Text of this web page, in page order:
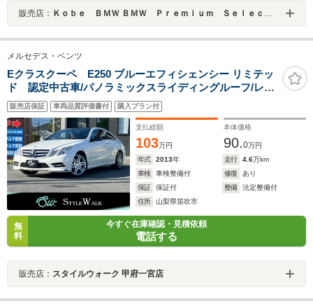
販売店： Ｋｏｂｅ ＢＭＷ ＢＭＷ Ｐｒｅｍｉｕｍ Ｓｅｌｅｃｔｉｏｎ 加古川
メルセデス・ベンツ
Eクラスクーペ E250 ブルーエフィシェンシー リミテッ
ド 認定中古車/パノラミックスライディングルーフ/レザ
ーシート/純正ナビ/ターボ/バックカメラ/Bluetooth/フル
セグTV/メモリーシート/シートヒーター/クルコン/18イン
チAW/HIDヘッドライト/ETC
販売店保証 車両品質評価書付 購入プラン付
支払総額
103万円
本体価格
90.0万円
年式
2013年 走行 4.6万km
車検
車検整備付 修復
あり
保証
保証付 整備
法定整備付
住所
山梨県笛吹市
無
料
今すぐ在庫確認・見積依頼
電話する
販売店： スタイルウォーク 甲府一宮店